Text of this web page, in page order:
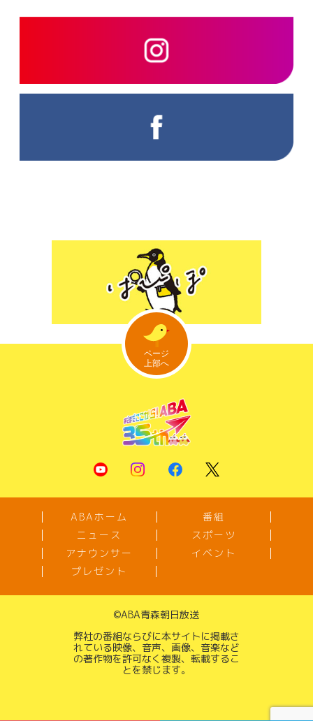
ABAホーム
番組
ニュース
スポーツ
アナウンサー
イベント
プレゼント
©ABA青森朝日放送
弊社の番組ならびに本サイトに掲載さ
れている映像、音声、画像、音楽など
の著作物を許可なく複製、転載するこ
とを禁じます。